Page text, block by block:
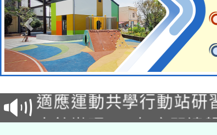
本校115學年度第2次
招甄選結果公告(無人
招)
適應運動共學行動站研
本館辦理115年度閱讀